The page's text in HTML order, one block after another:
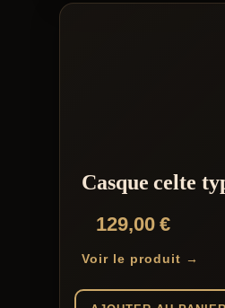
Casque celte
129,00€
Voir le produit →